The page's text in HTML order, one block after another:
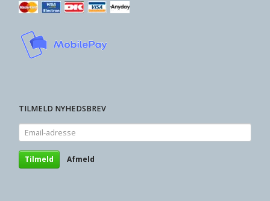
TILMELD NYHEDSBREV
Email-
adresse
Tilmeld Afmeld